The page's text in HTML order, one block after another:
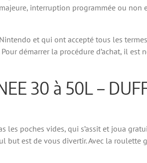
interruption programmée ou non
et qui ont accepté tous les
démarrer la procédure d’achat, il est
30 à 50L –
poches vides, qui s’assit et joua
est de vous divertir. Avec la roulette